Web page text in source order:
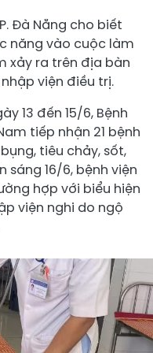
Đà Nẵng cho biết
năng vào cuộc làm
xảy ra trên địa bàn
viện điều trị.
13 đến 15/6, Bệnh
tiếp nhận 21 bệnh
tiêu chảy, sốt,
sáng 16/6, bệnh viện
hợp với biểu hiện
viện nghi do ngộ